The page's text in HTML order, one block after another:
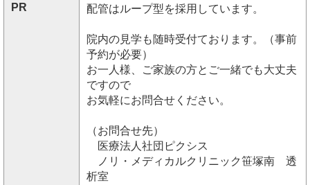
PR
配管はループ型を採用しています。
院内の見学も随時受付ております。（事前
予約が必要）
お一人様、ご家族の方とご一緒でも大丈夫
ですので
お気軽にお問合せください。
（お問合せ先）
医療法人社団ピクシス
ノリ・メディカルクリニック笹塚南 透
析室